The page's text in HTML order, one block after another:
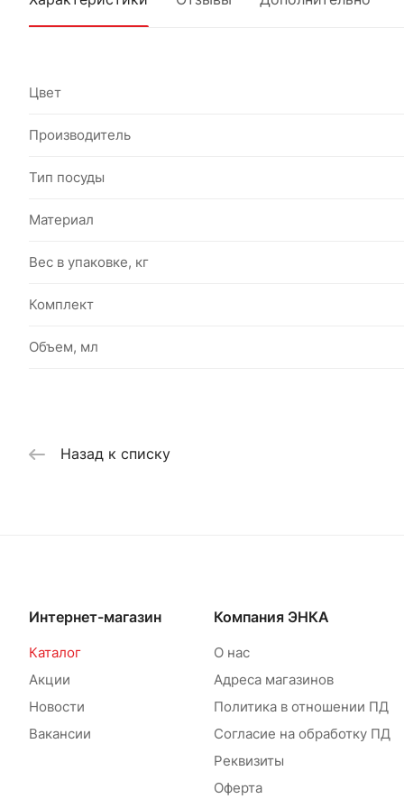
Цвет
Производитель
Тип посуды
Материал
Вес в упаковке, кг
Комплект
Объем, мл
Назад к списку
Интернет-магазин
Каталог
Акции
Новости
Вакансии
Компания ЭНКА
О нас
Адреса магазинов
Политика в отношении ПД
Согласие на обработку ПД
Реквизиты
Оферта